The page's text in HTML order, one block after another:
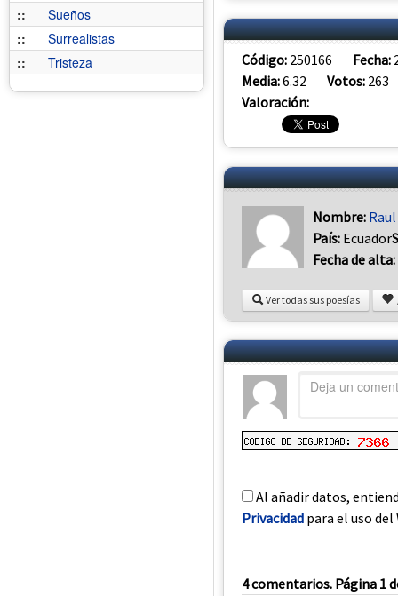
::
Sueños
::
Surrealistas
::
Tristeza Código: 250166 Fecha:
Media:6.32 Votos: 263
Valoración:
Nombre:
País: Ecuador
Fecha de alta:
Ver todas sus poesías
Al añadir datos,
Privacidad para el uso del
4 comentarios. Página 1